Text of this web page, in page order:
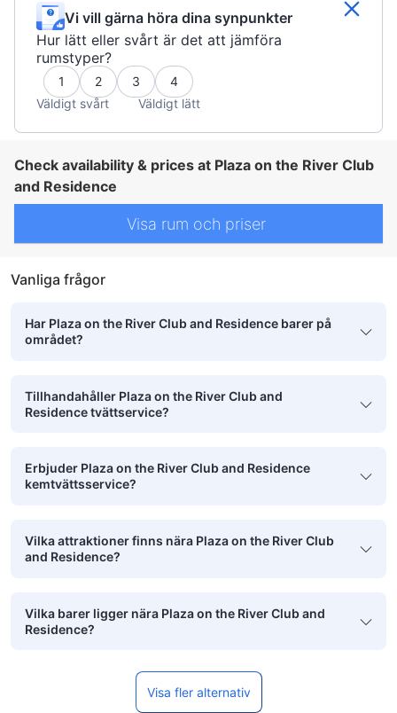
Vi vill gärna höra dina synpunkter
Hur lätt eller svårt är det att jämföra
rumstyper?
1 2 3
4
Väldigt svårt
Väldigt lätt
Check availability & prices at Plaza on the River Club
and Residence
Visa rum och priser
Vanliga frågor
Har Plaza on the River Club and Residence barer på
området?
Tillhandahåller Plaza on the River Club and
Residence tvättservice?
Erbjuder Plaza on the River Club and Residence
kemtvättsservice?
Vilka attraktioner finns nära Plaza on the River Club
and Residence?
Vilka barer ligger nära Plaza on the River Club and
Residence?
Visa fler alternativ